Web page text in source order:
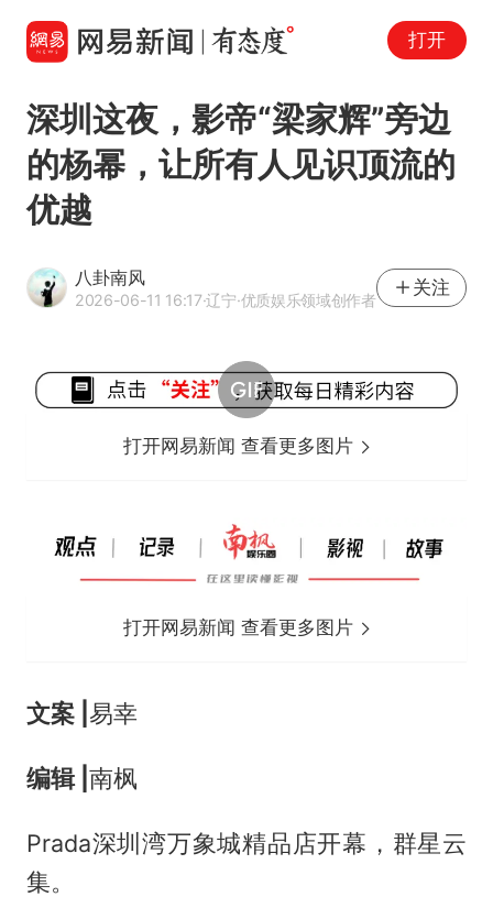
打开
深圳这夜，影帝“梁家辉”旁边
的杨幂，让所有人见识顶流的
优越
八卦南风
2026-06-11 16:17·辽宁·优质娱乐领域创作者
关注
打开网易新闻 查看更多图片
打开网易新闻 查看更多图片
文案 | 易幸
编辑 | 南枫
Prada深圳湾万象城精品店开幕，群星云
集。